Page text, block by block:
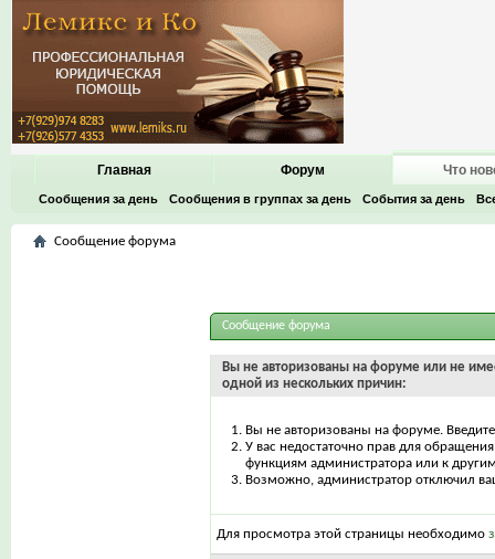
Главная Форум Что
Сообщения за день Сообщения в группах за день События за день
Сообщение форума
Сообщение форума
Вы не авторизованы на форуме или не
одной из нескольких причин:
Вы не авторизованы на форуме.
У вас недостаточно прав для
функциям администратора или к
Возможно, администратор отключил
Для просмотра этой страницы необходимо